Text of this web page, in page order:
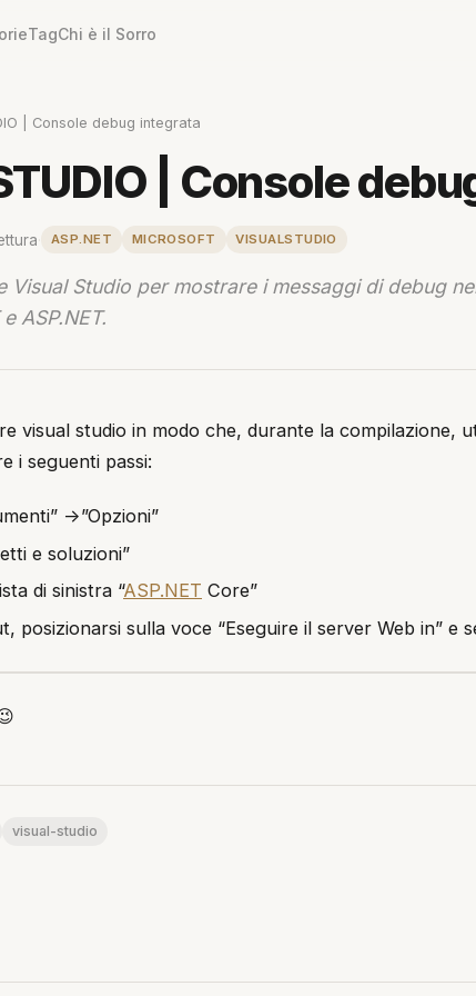
TagChi è il Sorro
| Console debug integrata
| Console
ASP.NET MICROSOFT VISUALSTUDIO
Visual Studio per mostrare i messaggi di debug
ASP.NET.
visual studio in modo che, durante la compilazione,
i seguenti passi:
->”Opzioni”
e soluzioni”
di sinistra “ASP.NET Core”
posizionarsi sulla voce “Eseguire il server Web in” e
visual-studio